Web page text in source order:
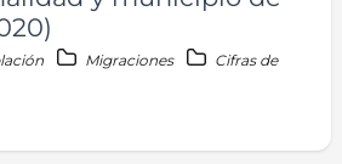
Migraciones
Cifras de